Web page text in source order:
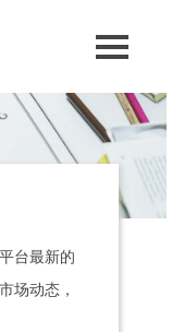
台最新的
场动态，